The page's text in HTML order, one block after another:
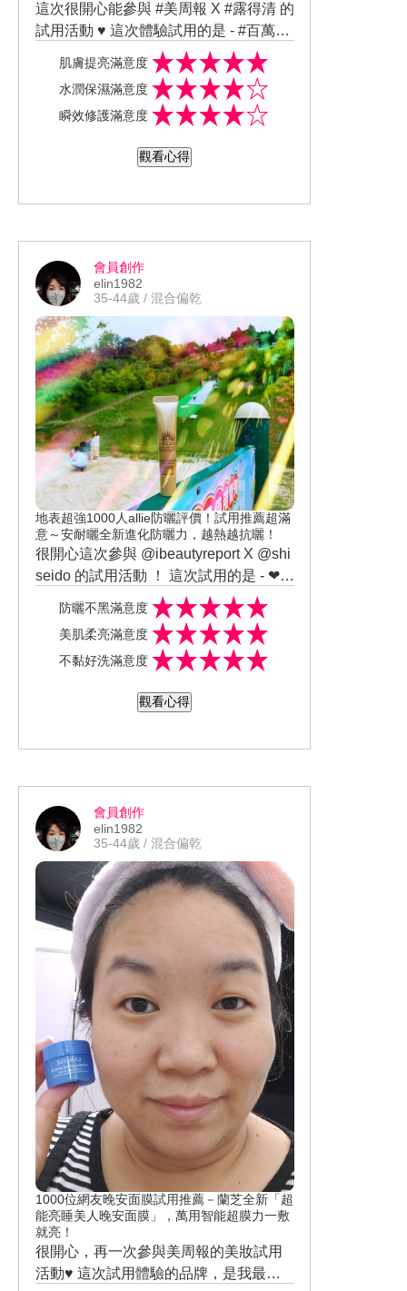
這次很開心能參與 #美周報 X #露得清 的
試用活動 ♥ 這次體驗試用的是 - #百萬熱
銷面膜天后強勢回歸 ✨露得清 #全新升
級超能亮修護安瓶面膜 ✨ （2021/05/27
全新上市） 全新升級的革命性技術&獨
創成分，三效修護煥亮（激活水潤X淡化
👉高濃縮 - 承載200%特潤精華 。 👉瞬
👉更透亮 - 2X維他命C急速注入 加速提
但我蠻喜歡它家的面膜跟護手霜與防曬
露，敷完、擦完，臉部、手部肌膚變的
很細緻♥ 後來出的水肌因濕膚防曬噴霧
防水、抗汗效果佳，又清爽👍👍 開架品
牌，卻有專櫃等級的功效！👍👍👍 之前
明星范冰冰也非常推薦露得清面膜，敷
完臉部肌膚真的亮起來！👍👍 這次包裝
與成分全新升級，效果更厲害了！👍👍
👍 🌺以下我簡單使用⭐️記號來幫面膜做
個評比 。 👉 外觀 ⭐️⭐️⭐️ 👉 香味 ⭐️⭐️⭐️
👉 觸感 ⭐️⭐️⭐️⭐️ 👉 舒適度 ⭐️⭐️⭐️⭐️⭐️ 👉 服
貼度 ⭐️⭐️⭐️⭐️ 👉 保濕度 ⭐️⭐️⭐️⭐️⭐️ 👉 滋潤
度 ⭐️⭐️⭐️⭐️ 👉 柔嫩感 ⭐️⭐️⭐️⭐️ 👉 細滑度
⭐️⭐️⭐️⭐️ 👉 透亮度 ⭐️⭐️⭐️⭐️⭐️ 👉 黏膩感 ⭐️
👉 回購率 ⭐️⭐️⭐️⭐️⭐️ 包裝外觀有著大大的
字樣，直接寫明面膜效用，非常清楚明
瞭！ 香味聞起來是淡雅清新的柔柔花
香；不會太濃郁，我喜歡♥ 也沒有酒精
味！👍 面膜的精華液透明無色、質地水
質感摸起來非常細滑！ 面膜敷在臉部肌
好！👍👍 👍 但希望剪裁可以再多2刀在
膚變得透亮保水 #超透亮 ！✨ 整個膚色
明顯 #提亮 #光透 ！❤❤ 肌膚的保濕度、
滋潤度也都很棒！ 👍👍👍 肌膚觸感變得
更柔嫩、細滑、彈潤 ！👍👍👍 果然老牌
子，品質就是讓我非常滿意♥ ♥♥ 🌺今夏
必收，一敷 #超能亮 ！擊退黑色素就靠
露得清安瓶面膜！ 👍👍👍👍👍 這裡有一
則好康的消息與大家分享 👉👉 👉 上市
回饋面膜迷，全省屈臣氏/康是美/寶雅/限
時買一送一！ 👉屈臣氏&寶雅 -- 05/27開
賣 👉康是美 -- 06/09開賣 👉momo、ya
hoo、shopee、 phhome. -- 06/01開賣
這波面膜買一送一，真的可以衝起來！
😄😄 防疫期間，也要好好保養自己的肌
膚❤
肌膚提亮滿意度
水潤保濕滿意度
瞬效修護滿意度
觀看心得
會員創作
elin1982
35-44歲 / 混合偏乾
地表超強1000人allie防曬評價！試用推薦超滿
意～安耐曬全新進化防曬力，越熱越抗曬！
很開心這次參與 @ibeautyreport X @shi
seido 的試用活動 ！ 這次試用的是 - ❤全
新 #ANESSA安耐曬 #金鑽高效防曬凝膠
SPF50+PA++++ ♥ 我一直是 #SHISEID
O 資生堂的愛用者！安耐曬也是我夏天
海邊戲水、必備的防曬品！👍👍 👍但必
太熱、有時候防曬品乳化、臉上一條條
曬品，真的很怕它們抵擋不住我的揮汗
凝膠SPF50+ PA++++ ，完全符合我對防
曬品的需求！ #ANESSA安耐曬金鑽高
效防曬凝膠 A SPF50+ PA++++ 瓶身外
觀為金色長條狀，正中間有太陽與ANES
SA的字樣LOGO 。👍 內容物質地為白色
乳液物體，聞起來，帶著淡淡花香！♥在
肌膚上勻開來，質地水潤、輕透，非常
好推勻！♥♥♥完全0油膩與0黏膩感，擦
在肌膚上非常清爽！👍👍👍 擦在肌膚
上，幾乎是沒有顏色的！♥♥ 也完全沒有
肌膚泛白的情況發生，或指腹殘留防曬
乳的白色污漬或油漬！👍👍 保濕度表現
也還不錯，一整天下來，也沒有肌膚乾
癢的問題！ 防水、防汗效果也不錯！👍
👍 我感覺比前一代更好用！ 在質地上更
清爽、更無負擔、無油膩感與黏膩感👍
👍👍 也不會醺眼睛囉！！ 臉部、身體都
能使用 ！！！👍👍👍 防水、抗汗效果也
比前一代厲害！ 我最喜歡 #ANESSA金
鑽高效防曬凝膠 SPF50+ PA++++ 為肌
膚帶來的乾爽感！ 會想到 #資生堂東京
櫃 櫃上購買的防曬好物！ 它也很適合在
防曬不黑滿意度
美肌柔亮滿意度
不黏好洗滿意度
觀看心得
會員創作
elin1982
35-44歲 / 混合偏乾
1000位網友晚安面膜試用推薦－蘭芝全新「超
能亮睡美人晚安面膜」，萬用智能超膜力一敷
就亮！
很開心，再一次參與美周報的美妝試用
活動♥ 這次試用體驗的品牌，是我最喜